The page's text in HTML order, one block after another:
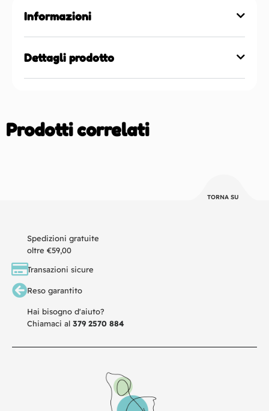
Informazioni
Dettagli prodotto
Prodotti correlati
TORNA SU
Spedizioni gratuite
oltre €59,00
Transazioni sicure
Reso garantito
Hai bisogno d'aiuto?
Chiamaci al 379 2570 884